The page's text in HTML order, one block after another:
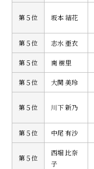
第５位 坂本 結花
第５位 志水 亜衣
第５位 南 樹里
第５位 大関 美玲
第５位 川下 新乃
第５位 中尾 有沙
第５位
西堀 比奈
子